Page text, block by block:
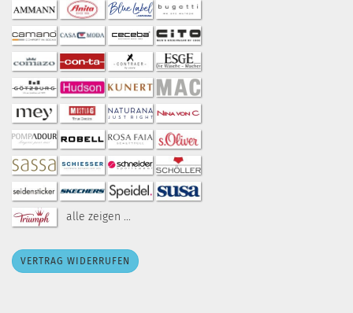
alle zeigen ...
VERTRAG WIDERRUFEN